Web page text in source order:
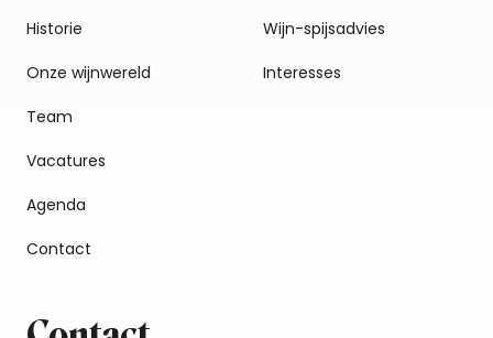
Historie
Onze wijnwereld
Team
Vacatures
Agenda
Contact
Wijn-spijsadvies
Interesses